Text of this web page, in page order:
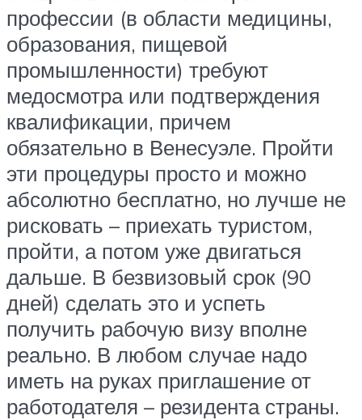
профессии (в области медицины,
образования, пищевой
промышленности) требуют
медосмотра или подтверждения
квалификации, причем
обязательно в Венесуэле. Пройти
эти процедуры просто и можно
абсолютно бесплатно, но лучше не
рисковать – приехать туристом,
пройти, а потом уже двигаться
дальше. В безвизовый срок (90
дней) сделать это и успеть
получить рабочую визу вполне
реально. В любом случае надо
иметь на руках приглашение от
работодателя – резидента страны.